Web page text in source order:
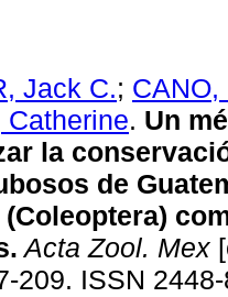
Jack C.; CANO,
Catherine. Un
la
de
. Acta Zool. Mex
209. ISSN